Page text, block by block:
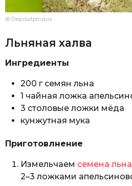
© Depositphotos
Льняная халва
Ингредиенты
200 г семян льна
1 чайная ложка
3 столовые ложки мёда
кунжутная мука
Приготовлнение
Измельчаем семена льна
2–3 ложками